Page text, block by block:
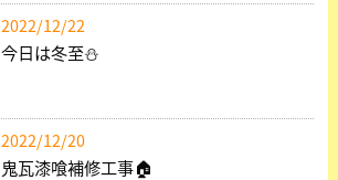
2022/12/22
今日は冬至⛄
2022/12/20
鬼瓦漆喰補修工事🏠